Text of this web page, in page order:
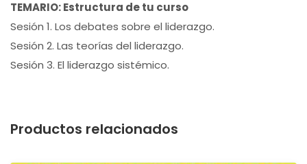
TEMARIO: Estructura de tu curso
Sesión 1. Los debates sobre el liderazgo.
Sesión 2. Las teorías del liderazgo.
Sesión 3. El liderazgo sistémico.
Productos relacionados